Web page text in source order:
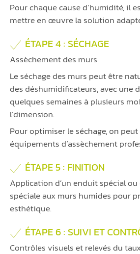
Pour chaque cause d’humidité, il
mettre en œuvre la solution
ÉTAPE 4 : SÉCHAGE
Assèchement des murs
Le séchage des murs peut être
des déshumidificateurs, avec une
quelques semaines à plusieurs
l’dimension.
Pour optimiser le séchage, on
équipements d’assèchement
ÉTAPE 5 : FINITION
Application d’un enduit spécial ou
spéciale aux murs humides pour
esthétique.
ÉTAPE 6 : SUIVI ET
Contrôles visuels et relevés du